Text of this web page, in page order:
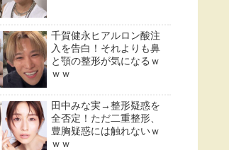
千賀健永ヒアルロン酸注
入を告白！それよりも鼻
と顎の整形が気になるｗ
ｗｗ
田中みな実→整形疑惑を
全否定！ただ二重整形、
豊胸疑惑には触れないｗ
ｗｗ